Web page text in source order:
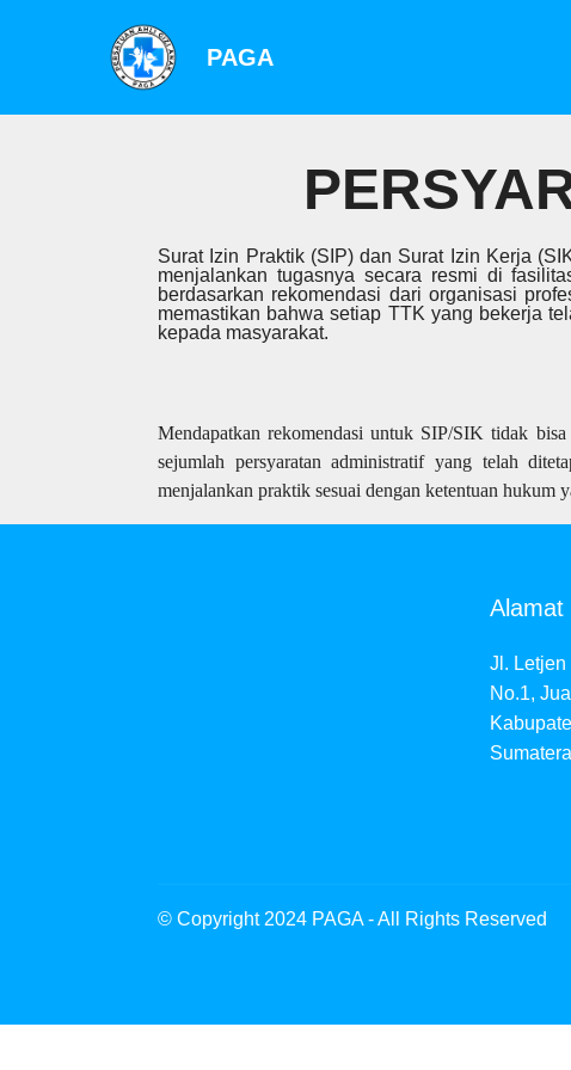
PAGA
Surat Izin Praktik (SIP) dan Surat Izin Kerja
menjalankan tugasnya secara resmi di
berdasarkan rekomendasi dari organisasi
memastikan bahwa setiap TTK yang bekerja
kepada masyarakat.
Mendapatkan rekomendasi untuk SIP/SIK tidak
sejumlah persyaratan administratif yang telah
menjalankan praktik sesuai dengan ketentuan hukum
Alamat
Jl. Letjen
No.1,
© Copyright 2024 PAGA - All Rights Reserved